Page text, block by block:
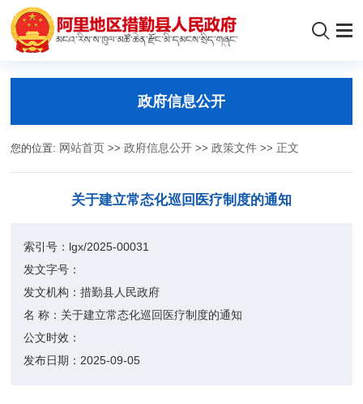
政府信息公开
您的位置: 网站首页 >>政府信息公开 >>政策文件 >> 正文
关于建立常态化巡回医疗制度的通知
索引号： lgx/2025-00031
发文字号：
发文机构：措勤县人民政府
名 称： 关于建立常态化巡回医疗制度的通知
公文时效：
发布日期： 2025-09-05